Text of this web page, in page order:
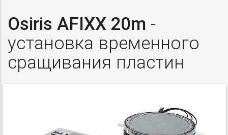
Osiris AFIXX 20m -
установка временного
сращивания пластин